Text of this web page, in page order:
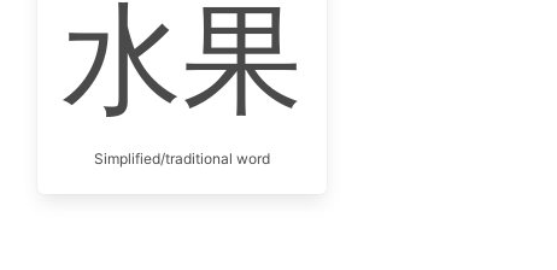
水果
Simplified/traditional word